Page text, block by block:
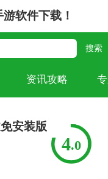
软件下载！
资讯攻略
安装版
4.0